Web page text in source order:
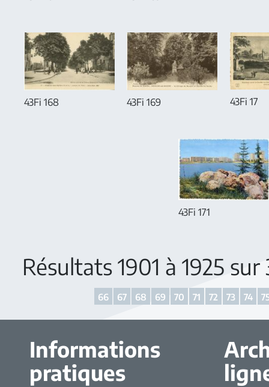
43Fi 168 43Fi 169 43Fi 17
43Fi 171
Résultats 1901 à 1925
66 67 68 69 70 71 72 73 74
Informations
pratiques